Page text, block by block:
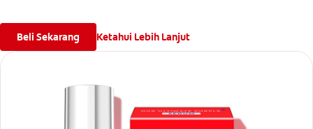
Beli Sekarang Ketahui Lebih Lanjut